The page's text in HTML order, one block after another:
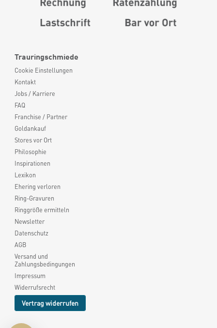
Trauringschmiede
Cookie Einstellungen
Kontakt
Jobs / Karriere
FAQ
Franchise / Partner
Goldankauf
Stores vor Ort
Philosophie
Inspirationen
Lexikon
Ehering verloren
Ring-Gravuren
Ringgröße ermitteln
Newsletter
Datenschutz
AGB
Versand und
Zahlungsbedingungen
Impressum
Widerrufsrecht
Vertrag widerrufen